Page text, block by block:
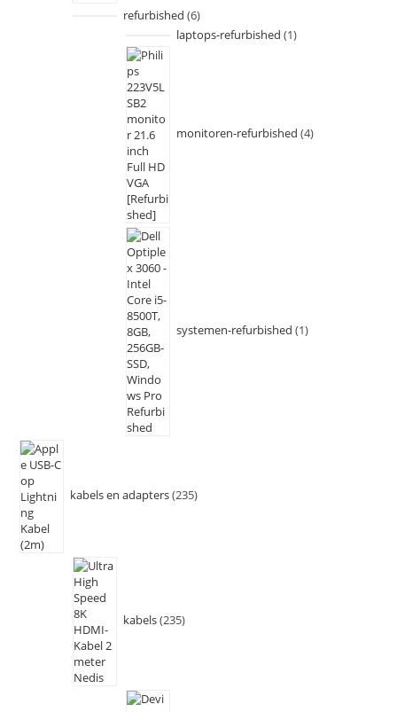
refurbished 6
laptops-refurbished 1
monitoren-refurbished 4
systemen-refurbished 1
kabels en adapters 235
kabels 235